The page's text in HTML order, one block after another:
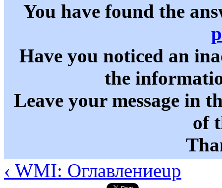
You have found the
Have you noticed an
the
Leave your message in
of
‹ WMI: Оглавлениеup